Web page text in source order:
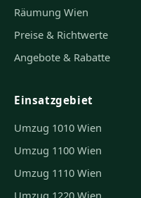
Räumung Wien
Preise & Richtwerte
Angebote & Rabatte
Einsatzgebiet
Umzug 1010 Wien
Umzug 1100 Wien
Umzug 1110 Wien